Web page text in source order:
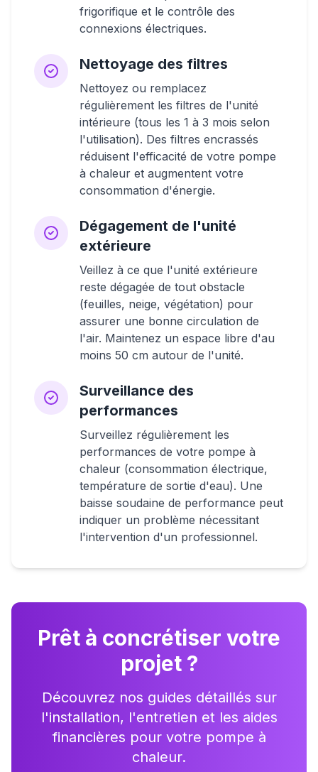
frigorifique et le contrôle des
connexions électriques.
Nettoyage des filtres
Nettoyez ou remplacez
régulièrement les filtres de l'unité
intérieure (tous les 1 à 3 mois selon
l'utilisation). Des filtres encrassés
réduisent l'efficacité de votre pompe
à chaleur et augmentent votre
consommation d'énergie.
Dégagement de l'unité
extérieure
Veillez à ce que l'unité extérieure
reste dégagée de tout obstacle
(feuilles, neige, végétation) pour
assurer une bonne circulation de
l'air. Maintenez un espace libre d'au
moins 50 cm autour de l'unité.
Surveillance des
performances
Surveillez régulièrement les
performances de votre pompe à
chaleur (consommation électrique,
température de sortie d'eau). Une
baisse soudaine de performance peut
indiquer un problème nécessitant
l'intervention d'un professionnel.
Prêt à concrétiser votre
projet ?
Découvrez nos guides détaillés sur
l'installation, l'entretien et les aides
financières pour votre pompe à
chaleur.